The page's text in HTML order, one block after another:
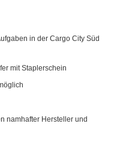
in der Cargo City Süd
mit Staplerschein
namhafter Hersteller und